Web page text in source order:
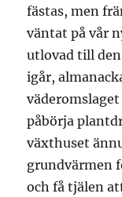
fästas, men
väntat på vår
utlovad till
igår,
påbörja
växthuset
grundvärmen
och få tjälen